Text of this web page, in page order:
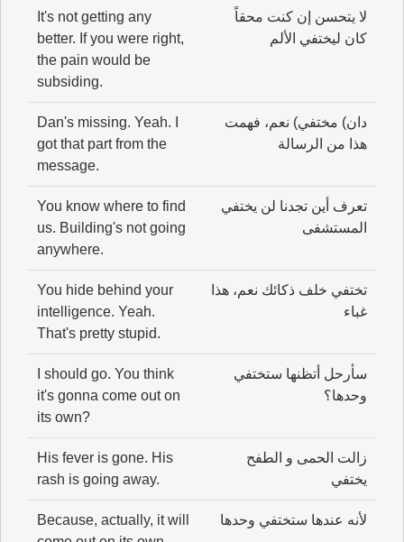
لا يتحسن إن كنت محقاً
كان ليختفي الألم
It's not getting any
better. If you were right,
the pain would be
subsiding.
دان) مختفي) نعم، فهمت
هذا من الرسالة
Dan's missing. Yeah. I
got that part from the
message.
تعرف أين تجدنا لن يختفي
المستشفى
You know where to find
us. Building's not going
anywhere.
تختفي خلف ذكائك نعم، هذا
غباء
You hide behind your
intelligence. Yeah.
That's pretty stupid.
سأرحل أتظنها ستختفي
وحدها؟
I should go. You think
it's gonna come out on
its own?
زالت الحمى و الطفح
يختفي
His fever is gone. His
rash is going away.
لأنه عندها ستختفي وحدها
Because, actually, it will